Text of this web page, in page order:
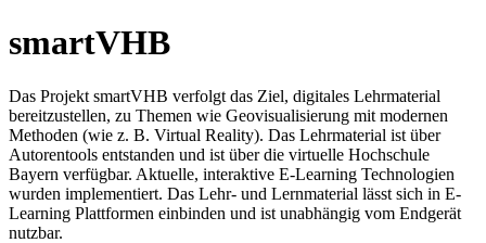
smartVHB
Das Projekt smartVHB verfolgt das Ziel, digitales Lehrmaterial
bereitzustellen, zu Themen wie Geovisualisierung mit modernen
Methoden (wie z. B. Virtual Reality). Das Lehrmaterial ist über
Autorentools entstanden und ist über die virtuelle Hochschule
Bayern verfügbar. Aktuelle, interaktive E-Learning Technologien
wurden implementiert. Das Lehr- und Lernmaterial lässt sich in E-
Learning Plattformen einbinden und ist unabhängig vom Endgerät
nutzbar.